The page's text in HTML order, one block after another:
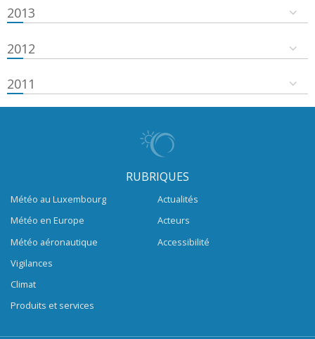
2013
2012
2011
RUBRIQUES
Météo au Luxembourg
Météo en Europe
Météo aéronautique
Vigilances
Climat
Produits et services
Actualités
Acteurs
Accessibilité